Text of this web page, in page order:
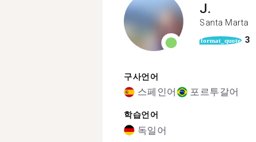
J.
Santa Marta
format_quote 3
구사언어
스페인어 포르투갈어
학습언어
독일어